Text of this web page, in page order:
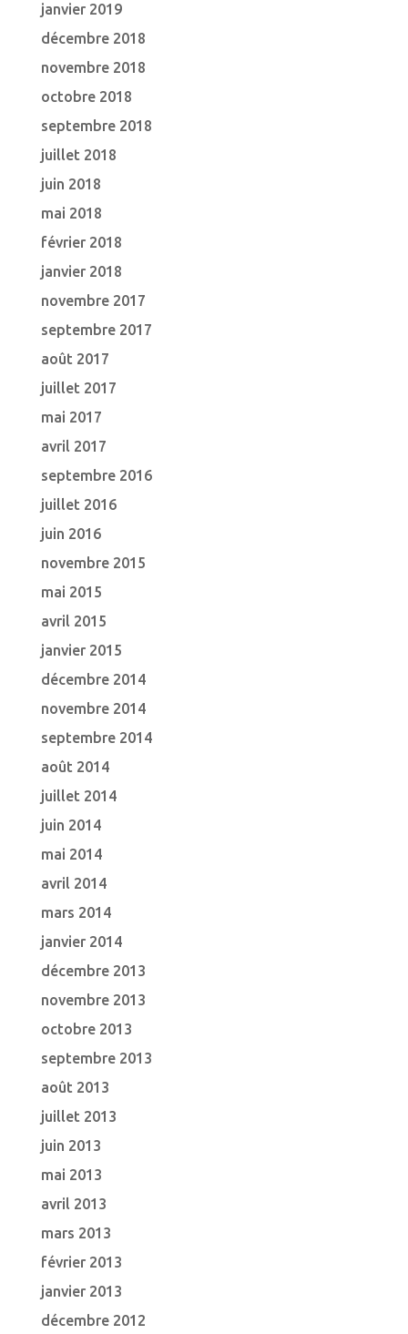
janvier 2019
décembre 2018
novembre 2018
octobre 2018
septembre 2018
juillet 2018
juin 2018
mai 2018
février 2018
janvier 2018
novembre 2017
septembre 2017
août 2017
juillet 2017
mai 2017
avril 2017
septembre 2016
juillet 2016
juin 2016
novembre 2015
mai 2015
avril 2015
janvier 2015
décembre 2014
novembre 2014
septembre 2014
août 2014
juillet 2014
juin 2014
mai 2014
avril 2014
mars 2014
janvier 2014
décembre 2013
novembre 2013
octobre 2013
septembre 2013
août 2013
juillet 2013
juin 2013
mai 2013
avril 2013
mars 2013
février 2013
janvier 2013
décembre 2012